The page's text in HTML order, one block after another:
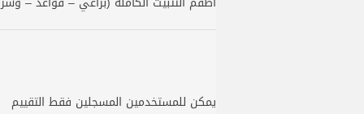
يمكن للمستخدمين المسجلين فقط التقييم